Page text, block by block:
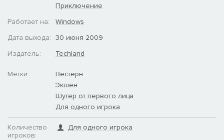
Приключение
Работает на:
Windows
Дата выхода: 30 июня 2009
Издатель:
Techland
Метки:
Вестерн
Экшен
Шутер от первого лица
Для одного игрока
Количество
игроков:
Для одного игрока